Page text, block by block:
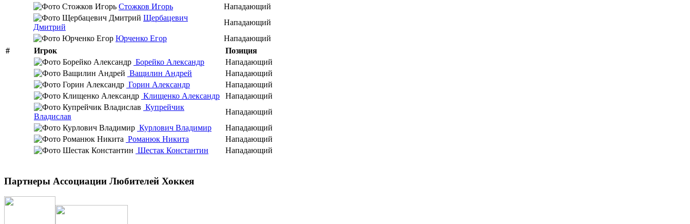
Стожков Игорь
Нападающий
Щербацевич
Дмитрий
Нападающий
Юрченко Егор
Нападающий
#
Игрок
Позиция
Борейко Александр
Нападающий
Ващилин Андрей
Нападающий
Горин Александр
Нападающий
Клищенко Александр
Нападающий
Купрейчик
Владислав
Нападающий
Курлович Владимир
Нападающий
Романюк Никита
Нападающий
Шестак Константин
Нападающий
Партнеры Ассоциации Любителей Хоккея